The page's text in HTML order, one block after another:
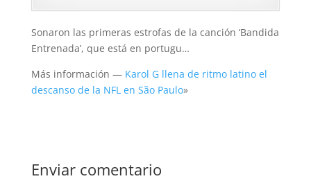
Sonaron las primeras estrofas de la canción ‘Bandida
Entrenada’, que está en portugu…
Más información — Karol G llena de ritmo latino el
descanso de la NFL en São Paulo»
Enviar comentario